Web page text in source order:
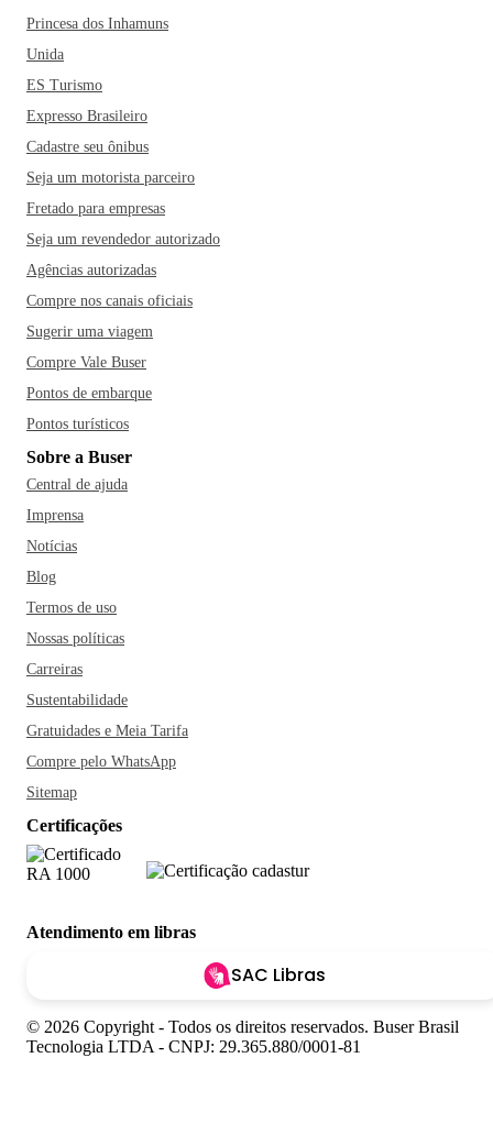
Princesa dos Inhamuns
Unida
ES Turismo
Expresso Brasileiro
Cadastre seu ônibus
Seja um motorista parceiro
Fretado para empresas
Seja um revendedor autorizado
Agências autorizadas
Compre nos canais oficiais
Sugerir uma viagem
Compre Vale Buser
Pontos de embarque
Pontos turísticos
Sobre a Buser
Central de ajuda
Imprensa
Notícias
Blog
Termos de uso
Nossas políticas
Carreiras
Sustentabilidade
Gratuidades e Meia Tarifa
Compre pelo WhatsApp
Sitemap
Certificações
Atendimento em libras
SAC Libras
© 2026 Copyright - Todos os direitos reservados. Buser Brasil
Tecnologia LTDA - CNPJ: 29.365.880/0001-81